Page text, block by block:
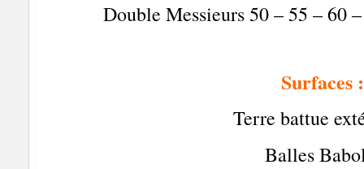
Double Messieurs 50 – 55 – 60
Surfaces :
Terre battue
Balles